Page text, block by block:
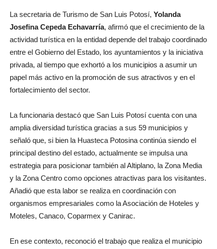
La secretaria de Turismo de San Luis Potosí, Yolanda
Josefina Cepeda Echavarría, afirmó que el crecimiento de la
actividad turística en la entidad depende del trabajo coordinado
entre el Gobierno del Estado, los ayuntamientos y la iniciativa
privada, al tiempo que exhortó a los municipios a asumir un
papel más activo en la promoción de sus atractivos y en el
fortalecimiento del sector.
La funcionaria destacó que San Luis Potosí cuenta con una
amplia diversidad turística gracias a sus 59 municipios y
señaló que, si bien la Huasteca Potosina continúa siendo el
principal destino del estado, actualmente se impulsa una
estrategia para posicionar también al Altiplano, la Zona Media
y la Zona Centro como opciones atractivas para los visitantes.
Añadió que esta labor se realiza en coordinación con
organismos empresariales como la Asociación de Hoteles y
Moteles, Canaco, Coparmex y Canirac.
En ese contexto, reconoció el trabajo que realiza el municipio